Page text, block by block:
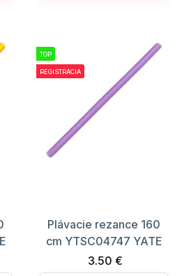
TOP
REGISTRÁCIA
Plávacie rezance 160
cm YTSC04747 YATE
3.50 €